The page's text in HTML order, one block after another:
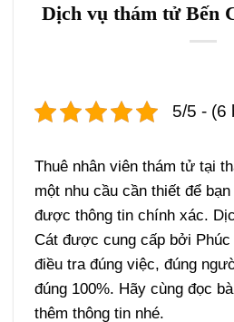
Dịch vụ thám tử Bến
5/5 - (6
Thuê nhân viên thám tử tại
một nhu cầu cần thiết để
được thông tin chính xác.
Cát được cung cấp bởi Phúc
điều tra đúng việc, đúng
đúng 100%. Hãy cùng đọc
thêm thông tin nhé.